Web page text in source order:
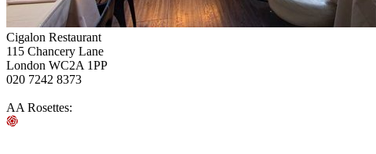
Cigalon Restaurant
115 Chancery Lane
London WC2A 1PP
020 7242 8373
AA Rosettes: